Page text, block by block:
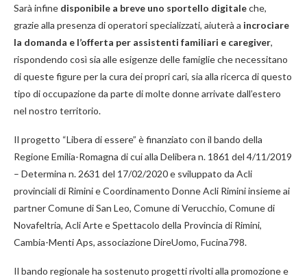
Sarà infine disponibile a breve uno sportello digitaleche,
grazie alla presenza di operatori specializzati, aiuterà a incrociare
la domanda e l’offerta per assistenti familiari e caregiver,
rispondendo così sia alle esigenze delle famiglie che necessitano
di queste figure per la cura dei propri cari, sia alla ricerca di questo
tipo di occupazione da parte di molte donne arrivate dall’estero
nel nostro territorio.
Il progetto “Libera di essere” è finanziato con il bando della
Regione Emilia-Romagna di cui alla Delibera n. 1861 del 4/11/2019
– Determina n. 2631 del 17/02/2020 e sviluppato da Acli
provinciali di Rimini e Coordinamento Donne Acli Rimini insieme ai
partner Comune di San Leo, Comune di Verucchio, Comune di
Novafeltria, Acli Arte e Spettacolo della Provincia di Rimini,
Cambia-Menti Aps, associazione DireUomo, Fucina798.
Il bando regionale ha sostenuto progetti rivolti alla promozione e